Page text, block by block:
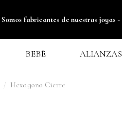
Somos fabricantes de nuestras joyas -
BEBÉ ALIANZAS
Hexagono Cierre